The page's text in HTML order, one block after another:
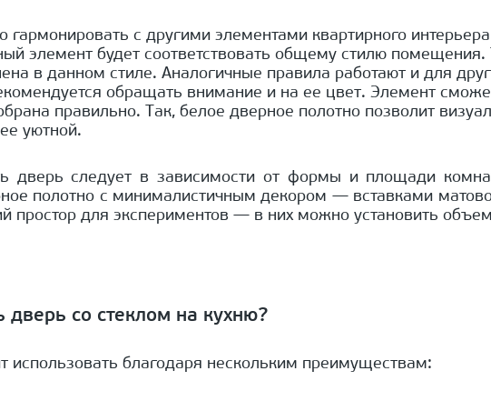
с другими элементами квартирного
элемент будет соответствовать общему стилю помещения.
в данном стиле. Аналогичные правила работают и для
обращать внимание и на ее цвет. Элемент
правильно. Так, белое дверное полотно позволит
уютной.
дверь следует в зависимости от формы и площади
полотно с минималистичным декором — вставками
простор для экспериментов — в них можно установить
дверь со стеклом на кухню?
использовать благодаря нескольким преимуществам: